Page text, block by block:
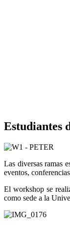
Estudiantes
Las diversas ramas
eventos,
El workshop se
como sede a la